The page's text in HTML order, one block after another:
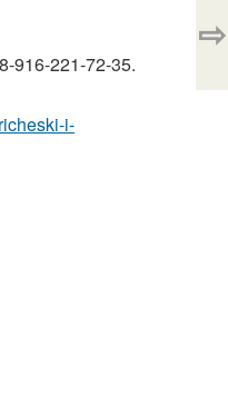
916-221-72-35.
i-
⇨